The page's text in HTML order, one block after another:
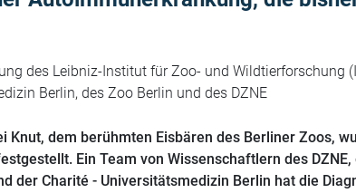
des Leibniz-Institut für Zoo- und Wildtierforschung
Berlin, des Zoo Berlin und des DZNE
Knut, dem berühmten Eisbären des Berliner Zoos,­
Ein Team von Wissenschaftlern des DZNE,
der Charité - Universitätsmedizin Berlin hat die